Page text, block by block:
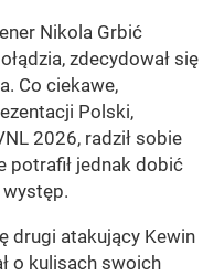
Nikola Grbić
zdecydował się
Co ciekawe,
Polski,
2026, radził sobie
potrafił jednak dobić
drugi atakujący Kewin
o kulisach swoich